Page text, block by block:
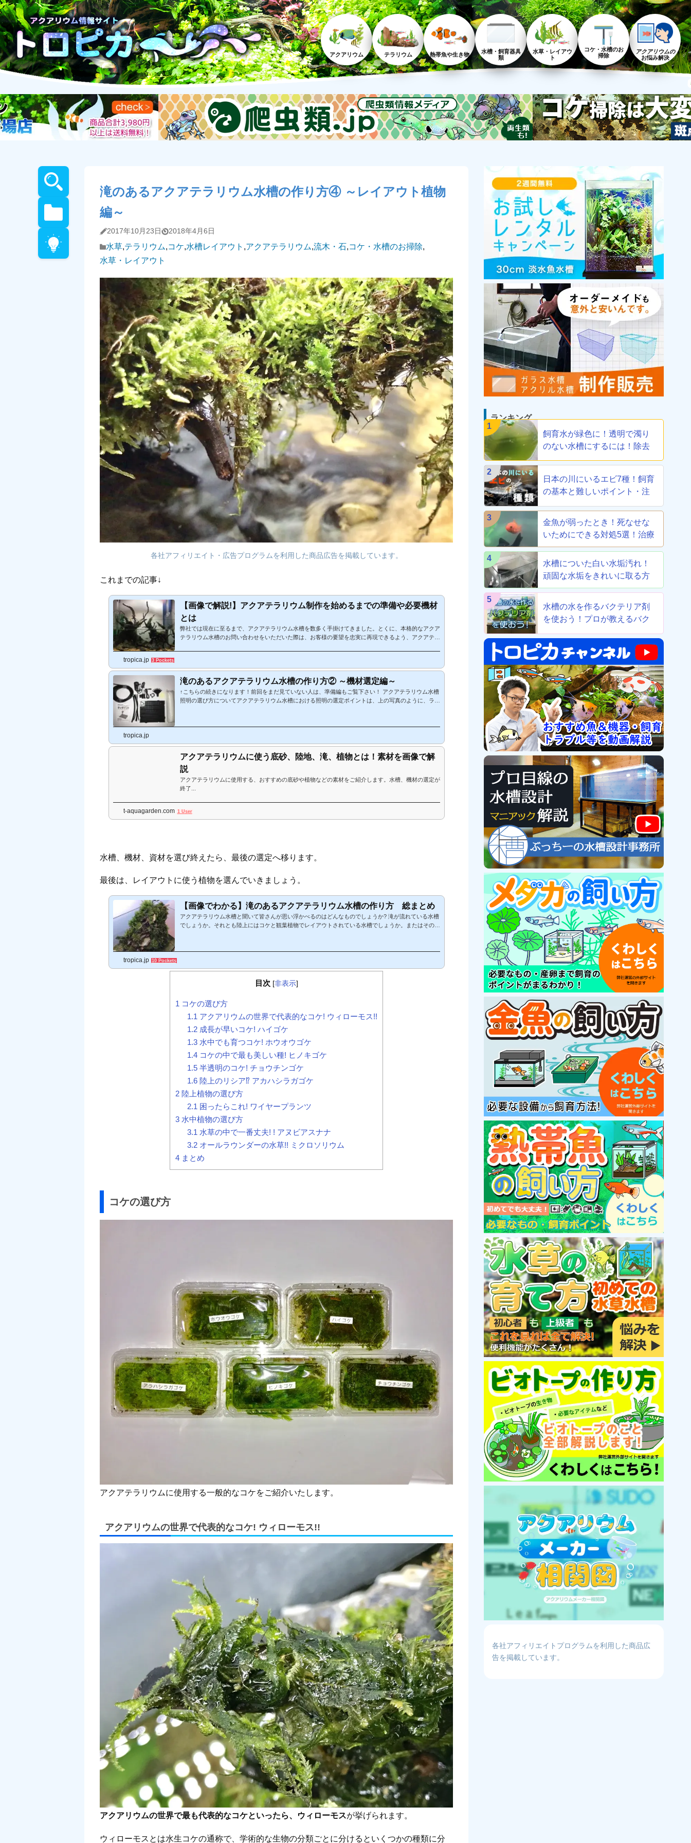
アクアリウム テラリウム 熱帯魚や生き物
水槽・飼育器具
類
水草・レイアウ
ト
コケ・水槽のお
掃除
アクアリウムの
お悩み解決
滝のあるアクアテラリウム水槽の作り方④ ～レイアウト植物
編～
2017年10月23日 2018年4月6日
水草,テラリウム,コケ,水槽レイアウト ,アクアテラリウム,流木・石,コケ・水槽のお掃除,
水草・レイアウト
各社アフィリエイト・広告プログラムを利用した商品広告を掲載しています。
これまでの記事↓
【画像で解説!】アクアテラリウム制作を始めるまでの準備や必要機材
とは
弊社では現在に至るまで、アクアテラリウム水槽を数多く手掛けてきました。とくに、本格的なアクア
テラリウム水槽のお問い合わせをいただいた際は、お客様の要望を忠実に再現できるよう、アクアテラ
材や注意事項などの準備について掘り下げ...
tropica.jp 3 Pockets
滝のあるアクアテラリウム水槽の作り方② ～機材選定編～
↑こちらの続きになります！前回をまだ見ていない人は、準備編もご覧下さい！ アクアテラリウム水槽
照明の選び方についてアクアテラリウム水槽における照明の選定ポイントは、上の写真のように、ライ
び出しています。そのため、水槽に直接置くタイプの照明ですと、落下の危険やレイアウト部材や植物
tropica.jp
アクアテラリウムに使う底砂、陸地、滝、植物とは！素材を画像で解
説
アクアテラリウムに使用する、おすすめの底砂や植物などの素材をご紹介します。水槽、機材の選定が
終了...
t-aquagarden.com 1 User
水槽、機材、資材を選び終えたら、最後の選定へ移ります。
最後は、レイアウトに使う植物を選んでいきましょう。
【画像でわかる】滝のあるアクアテラリウム水槽の作り方 総まとめ
アクアテラリウム水槽と聞いて皆さんが思い浮かべるのはどんなものでしょうか? 滝が流れている水槽
でしょうか。それとも陸上にはコケと観葉植物でレイアウトされている水槽でしょうか。またはその両
「アクアテラリウム水槽の作り方がよくわからない」や「作り方は分かっていても大変なんでしょ」と
tropica.jp 10 Pockets
目次 [非表示]
1 コケの選び方
1.1 アクアリウムの世界で代表的なコケ! ウィローモス!!
1.2成長が早いコケ! ハイゴケ
1.3水中でも育つコケ! ホウオウゴケ
1.4コケの中で最も美しい種! ヒノキゴケ
1.5半透明のコケ! チョウチンゴケ
1.6陸上のリシア⁉︎ アカハシラガゴケ
2 陸上植物の選び方
2.1 困ったらこれ! ワイヤープランツ
3 水中植物の選び方
3.1 水草の中で一番丈夫! ! アヌビアスナナ
3.2オールラウンダーの水草!! ミクロソリウム
4 まとめ
コケの選び方
アクアテラリウムに使用する一般的なコケをご紹介いたします。
アクアリウムの世界で代表的なコケ! ウィローモス!!
アクアリウムの世界で最も代表的なコケといったら、ウィローモスが挙げられます。
ウィローモスとは水生コケの通称で、学術的な生物の分類ごとに分けるといくつかの種類に分
ランキング
1
飼育水が緑色に！透明で濁り
のない水槽にするには！除去
方法教えます
2
日本の川にいるエビ7種！飼育
の基本と難しいポイント・注
3
金魚が弱ったとき！死なせな
いためにできる対処5選！治療
から養生まで！
4
水槽についた白い水垢汚れ！
頑固な水垢をきれいに取る方
法！
5
水槽の水を作るバクテリア剤
を使おう！プロが教えるバク
各社アフィリエイトプログラムを利用した商品広
告を掲載しています。